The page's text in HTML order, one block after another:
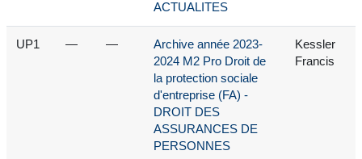
ACTUALITES
UP1 — —
Archive année 2023-
2024 M2 Pro Droit de
la protection sociale
d'entreprise (FA) -
DROIT DES
ASSURANCES DE
PERSONNES
Kessler
Francis